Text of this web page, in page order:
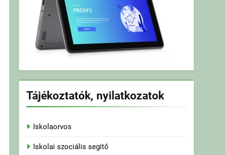
Tájékoztatók, nyilatkozatok
Iskolaorvos
Iskolai szociális segítő